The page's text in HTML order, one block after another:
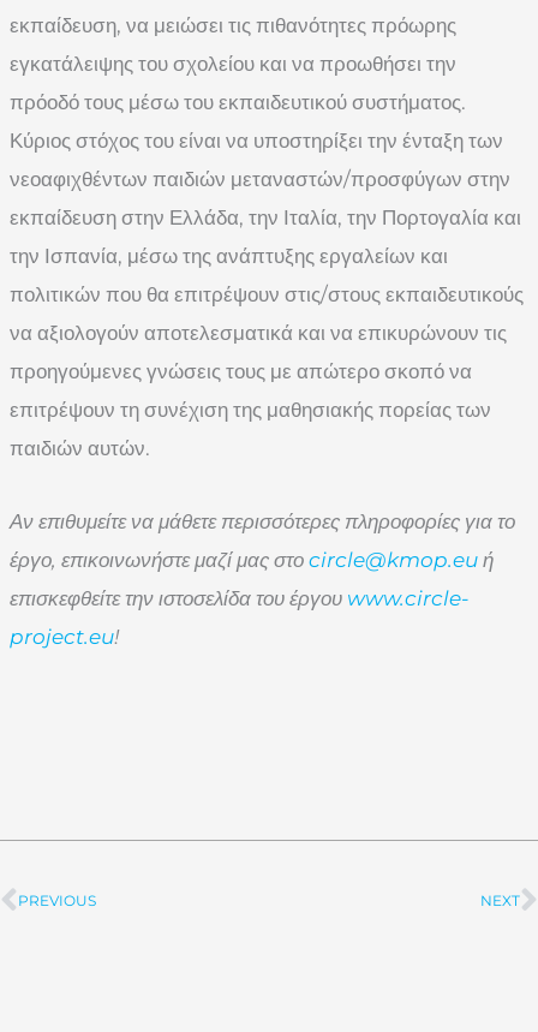
εκπαίδευση, να μειώσει τις πιθανότητες πρόωρης
εγκατάλειψης του σχολείου και να προωθήσει την
πρόοδό τους μέσω του εκπαιδευτικού συστήματος.
Κύριος στόχος του είναι να υποστηρίξει την ένταξη των
νεοαφιχθέντων παιδιών μεταναστών/προσφύγων στην
εκπαίδευση στην Ελλάδα, την Ιταλία, την Πορτογαλία και
την Ισπανία, μέσω της ανάπτυξης εργαλείων και
πολιτικών που θα επιτρέψουν στις/στους εκπαιδευτικούς
να αξιολογούν αποτελεσματικά και να επικυρώνουν τις
προηγούμενες γνώσεις τους με απώτερο σκοπό να
επιτρέψουν τη συνέχιση της μαθησιακής πορείας των
παιδιών αυτών.
Αν επιθυμείτε να μάθετε περισσότερες πληροφορίες για το
έργο, επικοινωνήστε μαζί μας στο circle@kmop.eu ή
επισκεφθείτε την ιστοσελίδα του έργου www.circle-
project.eu!
Prev
PREVIOUS NEXT